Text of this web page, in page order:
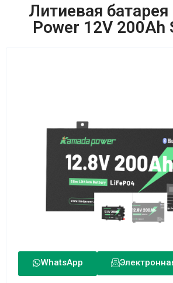
Литиевая
Power 12V 200Ah
WhatsApp